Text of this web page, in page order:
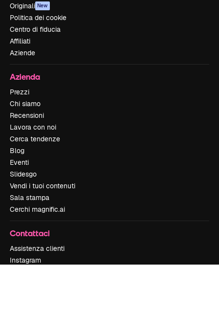
Originali New
Politica dei cookie
Centro di fiducia
Affiliati
Aziende
Azienda
Prezzi
Chi siamo
Recensioni
Lavora con noi
Cerca tendenze
Blog
Eventi
Slidesgo
Vendi i tuoi contenuti
Sala stampa
Cerchi magnific.ai
Contattaci
Assistenza clienti
Instagram